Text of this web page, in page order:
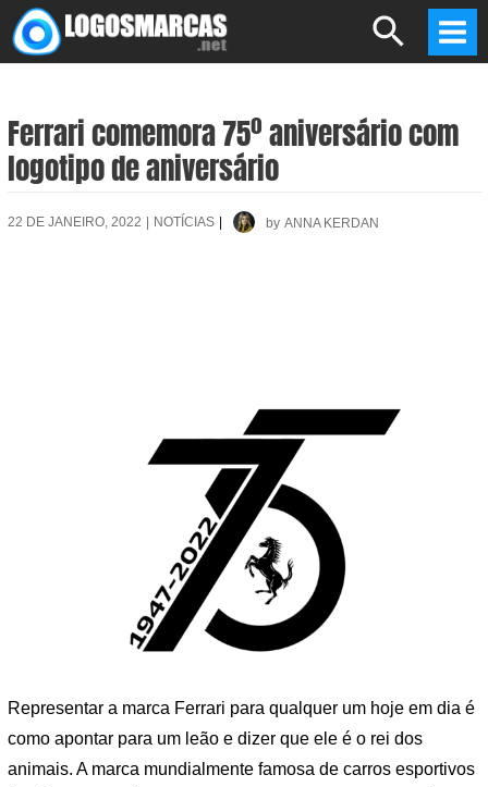
Skip
to
Search
Ferrari comemora 75º aniversário com
logotipo de aniversário
22 DE JANEIRO, 2022 NOTÍCIAS by ANNA KERDAN
Representar a marca Ferrari para qualquer um hoje em dia é
como apontar para um leão e dizer que ele é o rei dos
animais. A marca mundialmente famosa de carros esportivos